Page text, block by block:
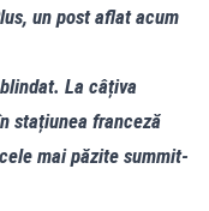
un post aflat acum
La câțiva
stațiunea franceză
mai păzite summit-